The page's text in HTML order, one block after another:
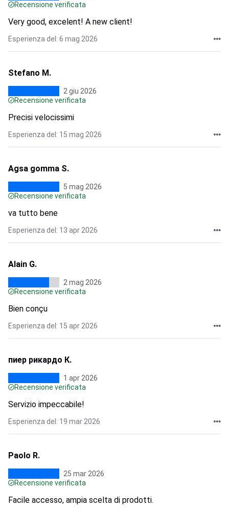
Recensione verificata
Very good, excelent! A new client!
Esperienza del: 6 mag 2026
Stefano M.
2 giu 2026
Recensione verificata
Precisi velocissimi
Esperienza del: 15 mag 2026
Agsa gomma S.
5 mag 2026
Recensione verificata
va tutto bene
Esperienza del: 13 apr 2026
Alain G.
2 mag 2026
Recensione verificata
Bien conçu
Esperienza del: 15 apr 2026
пиер рикардо К.
1 apr 2026
Recensione verificata
Servizio impeccabile!
Esperienza del: 19 mar 2026
Paolo R.
25 mar 2026
Recensione verificata
Facile accesso, ampia scelta di prodotti.